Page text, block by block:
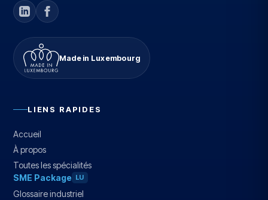
Made in Luxembourg
LIENS RAPIDES
Accueil
À propos
Toutes les spécialités
SME Package LU
Glossaire industriel